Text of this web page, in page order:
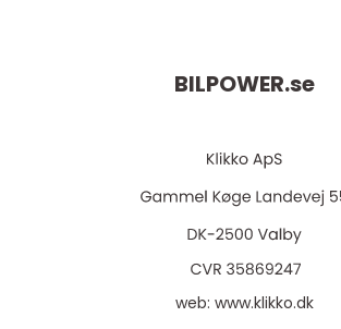
BILPOWER.se
web: www.klikko.dk